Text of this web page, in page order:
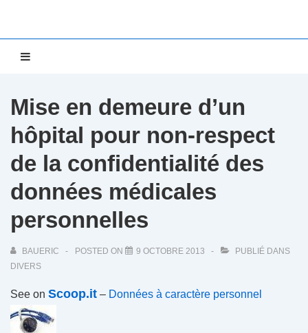
Mise en demeure d’un
hôpital pour non-respect
de la confidentialité des
données médicales
personnelles
BAUERIC POSTED ON 9 OCTOBRE 2013
PUBLIÉ DANS
DIVERS
See on Scoop.it – Données à caractère personnel